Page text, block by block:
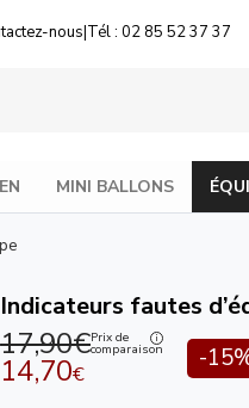
nous|Tél : 02 85 52 37 37
MINI BALLONS
Indicateurs fautes
17,90€Prix de
comparaison
14,70€ -